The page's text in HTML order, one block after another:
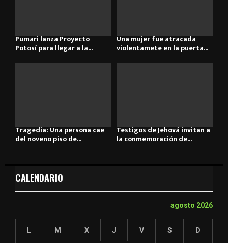
Pumari lanza Proyecto
Potosí para llegar a la...
Una mujer fue atracada
violentamete en la puerta...
Tragedia: Una persona cae
del noveno piso de...
Testigos de Jehová invitan a
la conmemoración de...
CALENDARIO
agosto 2026
L M X J V S D